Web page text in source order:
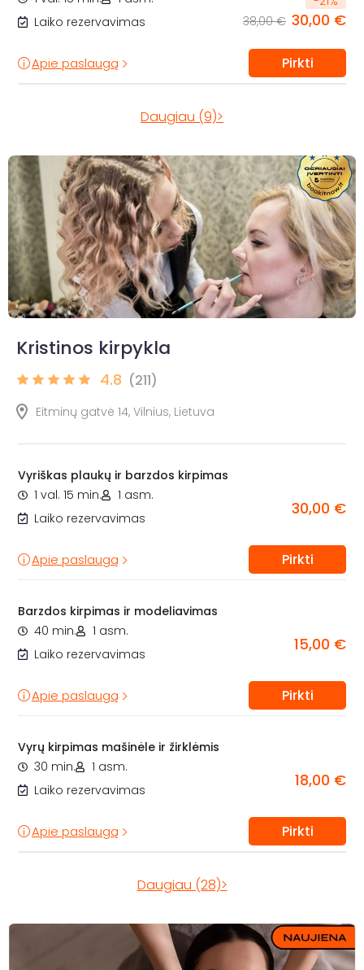
Laiko rezervavimas
38,00 € 30,00 €
Apie paslaugą Pirkti
Daugiau (9)>
Kristinos kirpykla
4.8 (211)
Eitminų gatvė 14, Vilnius, Lietuva
Vyriškas plaukų ir barzdos kirpimas
1 val. 15 min.
1 asm.
Laiko rezervavimas
30,00 €
Apie paslaugą Pirkti
Barzdos kirpimas ir modeliavimas
40 min.
1 asm.
Laiko rezervavimas
15,00 €
Apie paslaugą Pirkti
Vyrų kirpimas mašinėle ir žirklėmis
30 min.
1 asm.
Laiko rezervavimas
18,00 €
Apie paslaugą Pirkti
Daugiau (28)>